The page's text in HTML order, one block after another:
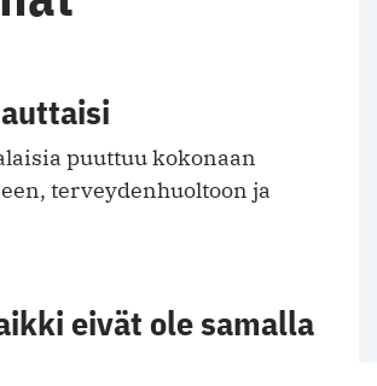
puuttuu kokonaan
terveydenhuoltoon ja
eivät ole samalla